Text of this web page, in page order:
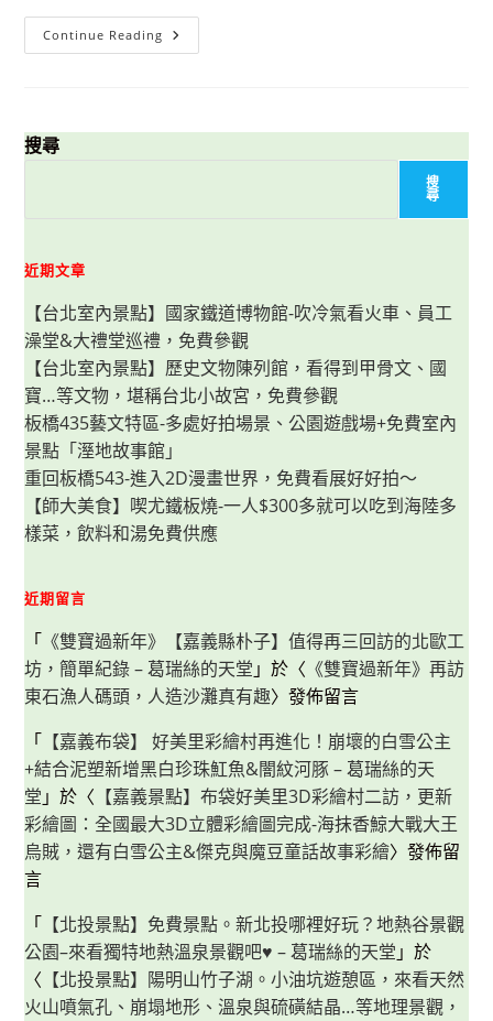
Continue Reading 【台
南
台
來
呷
涼」，
飯
店
內
就
能
免
費
看
展，
在
地
特
色
網
美
風
餐
飲
換
券，
住
得
好
也
吃
得
好！
搜尋
搜
尋
近期文章
【台北室內景點】國家鐵道博物館-吹冷氣看火車、員工
澡堂&大禮堂巡禮，免費參觀
【台北室內景點】歷史文物陳列館，看得到甲骨文、國
寶…等文物，堪稱台北小故宮，免費參觀
板橋435藝文特區-多處好拍場景、公園遊戲場+免費室內
景點「溼地故事館」
重回板橋543-進入2D漫畫世界，免費看展好好拍～
【師大美食】喫尤鐵板燒-一人$300多就可以吃到海陸多
樣菜，飲料和湯免費供應
近期留言
「 《雙寶過新年》【嘉義縣朴子】值得再三回訪的北歐工
坊，簡單紀錄 – 葛瑞絲的天堂 」於〈 《雙寶過新年》再訪
東石漁人碼頭，人造沙灘真有趣〉發佈留言
「 【嘉義布袋】 好美里彩繪村再進化！崩壞的白雪公主
+結合泥塑新增黑白珍珠魟魚&闇紋河豚 – 葛瑞絲的天
堂 」於〈 【嘉義景點】布袋好美里3D彩繪村二訪，更新
彩繪圖：全國最大3D立體彩繪圖完成-海抹香鯨大戰大王
烏賊，還有白雪公主&傑克與魔豆童話故事彩繪〉發佈留
言
「 【北投景點】免費景點。新北投哪裡好玩？地熱谷景觀
公園–來看獨特地熱溫泉景觀吧♥ – 葛瑞絲的天堂 」於
〈 【北投景點】陽明山竹子湖。小油坑遊憩區，來看天然
火山噴氣孔、崩塌地形、溫泉與硫磺結晶…等地理景觀，